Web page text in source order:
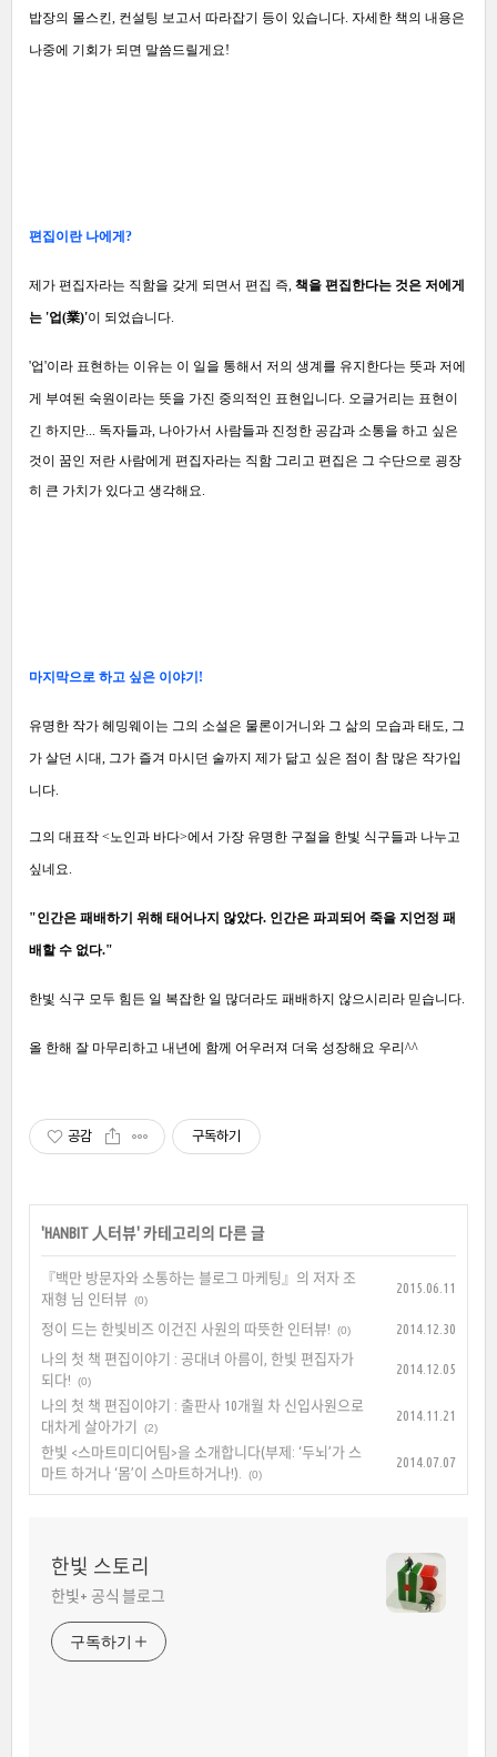
밥장의 몰스킨, 컨설팅 보고서 따라잡기 등이 있습니다. 자세한 책의 내용은
나중에 기회가 되면 말씀드릴게요!
편집이란 나에게?
제가 편집자라는 직함을 갖게 되면서 편집 즉, 책을 편집한다는 것은 저에게
는 '업(業)'이 되었습니다.
'업'이라 표현하는 이유는 이 일을 통해서 저의 생계를 유지한다는 뜻과 저에
게 부여된 숙원이라는 뜻을 가진 중의적인 표현입니다. 오글거리는 표현이
긴 하지만... 독자들과, 나아가서 사람들과 진정한 공감과 소통을 하고 싶은
것이 꿈인 저란 사람에게 편집자라는 직함 그리고 편집은 그 수단으로 굉장
히 큰 가치가 있다고 생각해요.
마지막으로 하고 싶은 이야기!
유명한 작가 헤밍웨이는 그의 소설은 물론이거니와 그 삶의 모습과 태도, 그
가 살던 시대, 그가 즐겨 마시던 술까지 제가 닮고 싶은 점이 참 많은 작가입
니다.
그의 대표작 <노인과 바다>에서 가장 유명한 구절을 한빛 식구들과 나누고
싶네요.
"인간은 패배하기 위해 태어나지 않았다. 인간은 파괴되어 죽을 지언정 패
배할 수 없다."
한빛 식구 모두 힘든 일 복잡한 일 많더라도 패배하지 않으시리라 믿습니다.
올 한해 잘 마무리하고 내년에 함께 어우러져 더욱 성장해요 우리^^
공감 구독하기
'HANBIT 人터뷰' 카테고리의 다른 글
『백만 방문자와 소통하는 블로그 마케팅』의 저자 조
재형 님 인터뷰
(0)
2015.06.11
정이 드는 한빛비즈 이건진 사원의 따뜻한 인터뷰! (0)
2014.12.30
나의 첫 책 편집이야기 : 공대녀 아름이, 한빛 편집자가
되다!
(0)
2014.12.05
나의 첫 책 편집이야기 : 출판사 10개월 차 신입사원으로
대차게 살아가기
(2)
2014.11.21
한빛 <스마트미디어팀>을 소개합니다(부제: ‘두뇌’가 스
마트 하거나 ‘몸’이 스마트하거나!).
(0)
2014.07.07
한빛 스토리
한빛+ 공식 블로그
구독하기